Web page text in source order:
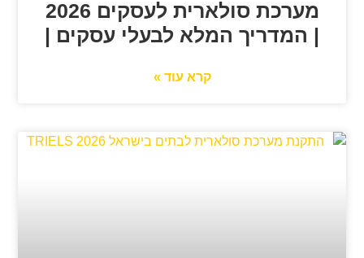
מערכת סולארית לעסקים 2026
| המדריך המלא לבעלי עסקים |
קרא עוד »